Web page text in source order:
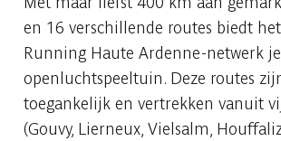
en 16 verschillende routes biedt het
Running Haute Ardenne-netwerk
openluchtspeeltuin. Deze routes
toegankelijk en vertrekken vanuit
(Gouvy, Lierneux, Vielsalm,